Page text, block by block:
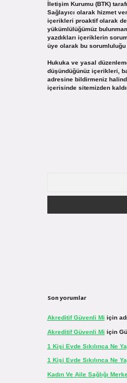
İletişim Kurumu (BTK)
Sağlayıcı olarak hizmet
içerikleri proaktif olarak
yükümlülüğümüz
yazdıkları içeriklerin
üye olarak bu sorumluluğu
Hukuka ve yasal
düşündüğünüz içerikleri,
adresine bildirmeniz
içerisinde sitemizden
Son yorumlar
Akreditif Güvenli Mi için
Akreditif Güvenli Mi için
1 Kişi Evde Sıkılınca Ne
1 Kişi Evde Sıkılınca Ne
Kadın Ve Aile Sağlığı